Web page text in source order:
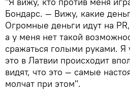
Бондарс. — Вижу, какие
Огромные деньги идут на
а у меня нет такой
сражаться голыми руками. Я
это в Латвии происходит
видят, что это — самые
молчат при этом".